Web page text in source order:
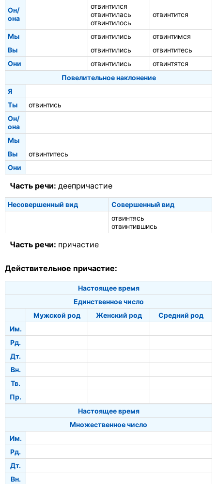
Он/
она
отвинтился
отвинтилась
отвинтилось
отвинтится
Мы отвинтились
отвинтимся
Вы
отвинтились
отвинтитесь
Они
отвинтились
отвинтятся
Повелительное наклонение
Я
Ты
отвинтись
Он/
она
Мы
Вы
отвинтитесь
Они
Часть речи: деепричастие
Несовершенный вид
Совершенный вид
отвинтясь
отвинтившись
Часть речи: причастие
Действительное причастие:
Настоящее время
Единственное число
Мужской род
Женский род
Средний род
Им.
Рд.
Дт.
Вн.
Тв.
Пр.
Настоящее время
Множественное число
Им.
Рд.
Дт.
Вн.